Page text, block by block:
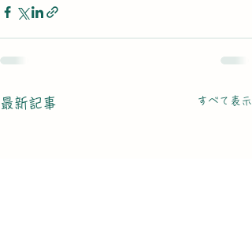
最新記事 すべて表示